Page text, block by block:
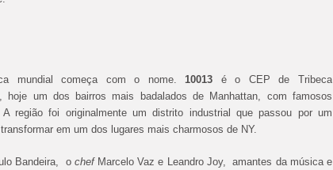
mundial começa com o nome.10013 é o CEP de Tribeca
hoje um dos bairros mais badalados de Manhattan, com famosos
região foi originalmente um distrito industrial que passou por um
em um dos lugares mais charmosos de NY.
Bandeira, o chef Marcelo Vaz e Leandro Joy, amantes da música e